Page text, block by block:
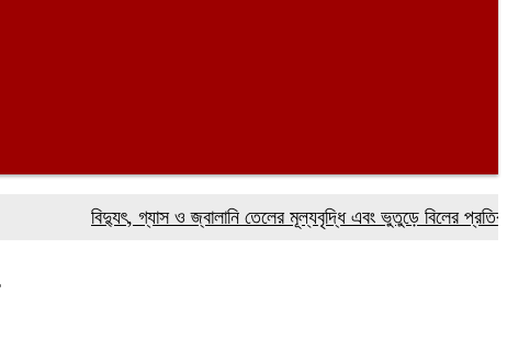
বিদ্যুৎ, গ্যাস ও জ্বালানি তেলের মূল্যবৃদ্ধি এবং ভুতুড়ে বিলের প্রতিবাদে